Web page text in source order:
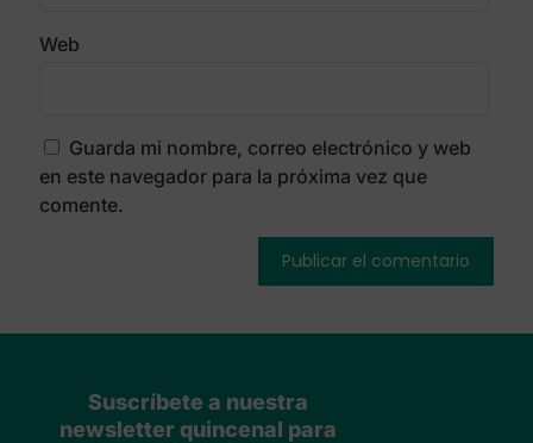
Web
Guarda mi nombre, correo electrónico y web
en este navegador para la próxima vez que
comente.
Suscríbete a nuestra
newsletter quincenal para